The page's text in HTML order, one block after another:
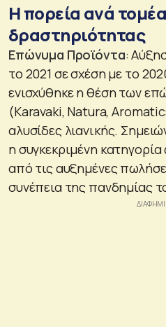
Η πορεία ανά τομέα
δραστηριότητας
Επώνυμα Προϊόντα:
το 2021 σε σχέση με το
ενισχύθηκε η θέση των
(Karavaki, Natura,
αλυσίδες λιανικής.
η συγκεκριμένη
από τις αυξημένες
συνέπεια της πανδημίας